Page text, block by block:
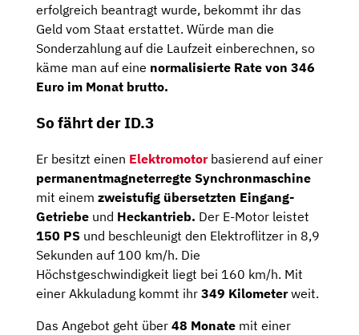
erfolgreich beantragt wurde, bekommt ihr das
Geld vom Staat erstattet. Würde man die
Sonderzahlung auf die Laufzeit einberechnen, so
käme man auf eine normalisierte Rate von 346
Euro im Monat brutto.
So fährt der ID.3
Er besitzt einen Elektromotorbasierend auf einer
permanentmagneterregte Synchronmaschine
mit einem zweistufig übersetzten Eingang-
Getriebe und Heckantrieb. Der E-Motor leistet
150 PS und beschleunigt den Elektroflitzer in 8,9
Sekunden auf 100 km/h. Die
Höchstgeschwindigkeit liegt bei 160 km/h. Mit
einer Akkuladung kommt ihr 349 Kilometerweit.
Das Angebot geht über 48 Monate mit einer